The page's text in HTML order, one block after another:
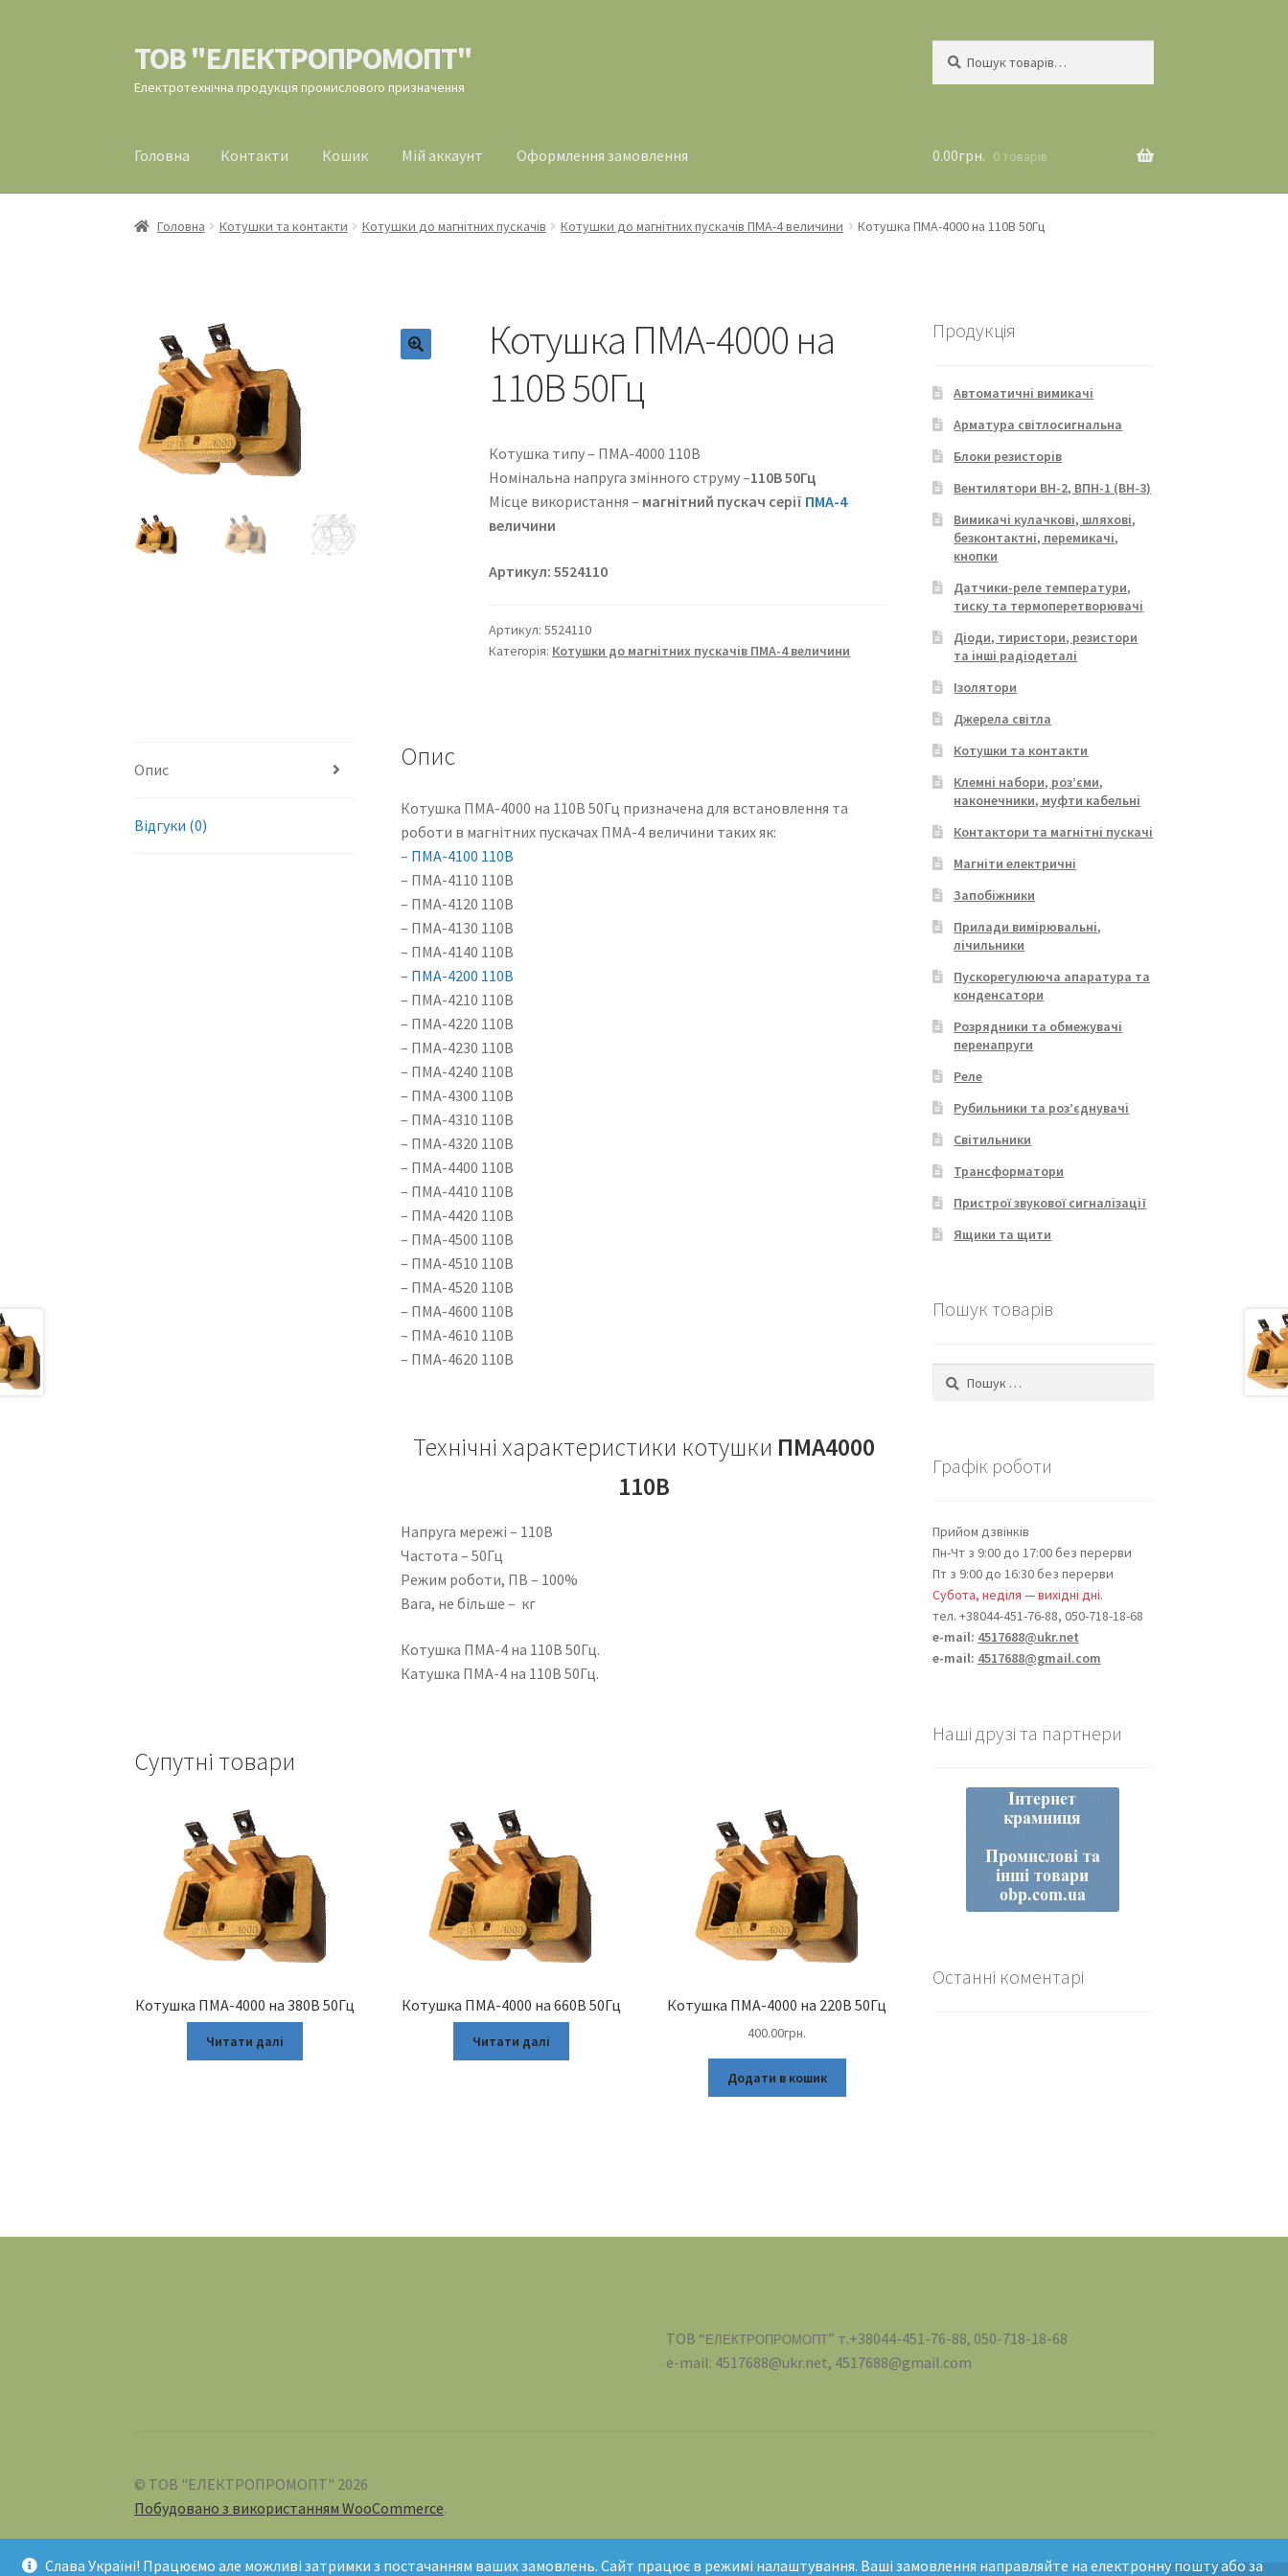
Слава Україні! Працюємо але можливі затримки з постачанням ваших замовлень. Сайт працює в режимі налаштування. Ваші замовлення направляйте на електронну пошту або за
Перейти
до
навігації
Перейти
до
вмісту
ТОВ "ЕЛЕКТРОПРОМОПТ"
Електротехнічна продукція промислового призначення
Головна Контакти Кошик Мій аккаунт Оформлення замовлення
Головна Контакти Мій аккаунт Оформлення замовлення
0.00грн. 0 товарів
Головна Котушки та контакти Котушки до магнітних пускачів Котушки до магнітних пускачів ПМА-4 величини Котушка ПМА-4000 на 110В 50Гц
Котушка ПМА-4000 на
110В 50Гц
Котушка типу – ПМА-4000 110В
Номінальна напруга змінного струму –110В 50Гц
Місце використання – магнітний пускач серії ПМА-4
величини
Артикул: 5524110
Артикул:5524110
Категорія: Котушки до магнітних пускачів ПМА-4 величини
Опис
Відгуки (0)
Опис
Котушка ПМА-4000 на 110В 50Гц призначена для встановлення та
роботи в магнітних пускачах ПМА-4 величини таких як:
– ПМА-4100 110В
– ПМА-4110 110В
– ПМА-4120 110В
– ПМА-4130 110В
– ПМА-4140 110В
– ПМА-4200 110В
– ПМА-4210 110В
– ПМА-4220 110В
– ПМА-4230 110В
– ПМА-4240 110В
– ПМА-4300 110В
– ПМА-4310 110В
– ПМА-4320 110В
– ПМА-4400 110В
– ПМА-4410 110В
– ПМА-4420 110В
– ПМА-4500 110В
– ПМА-4510 110В
– ПМА-4520 110В
– ПМА-4600 110В
– ПМА-4610 110В
– ПМА-4620 110В
Технічні характеристики котушки ПМА4000
110В
Напруга мережі – 110В
Частота – 50Гц
Режим роботи, ПВ – 100%
Вага, не більше – кг
Котушка ПМА-4 на 110В 50Гц.
Катушка ПМА-4 на 110В 50Гц.
Супутні товари
Котушка ПМА-4000 на 380В 50Гц
Читати далі
Котушка ПМА-4000 на 660В 50Гц
Читати далі
Котушка ПМА-4000 на 220В 50Гц
400.00грн.
Додати в кошик
Продукція
Автоматичні вимикачі
Арматура світлосигнальна
Блоки резисторів
Вентилятори ВН-2, ВПН-1 (ВН-3)
Вимикачі кулачкові, шляхові,
безконтактні, перемикачі,
кнопки
Датчики-реле температури,
тиску та термоперетворювачі
Діоди, тиристори, резистори
та інші радіодеталі
Ізолятори
Джерела світла
Котушки та контакти
Клемні набори, роз’єми,
наконечники, муфти кабельні
Контактори та магнітні пускачі
Магніти електричні
Запобіжники
Прилади вимірювальні,
лічильники
Пускорегулююча апаратура та
конденсатори
Розрядники та обмежувачі
перенапруги
Реле
Рубильники та роз’єднувачі
Світильники
Трансформатори
Пристрої звукової сигналізації
Ящики та щити
Пошук товарів
Пошук:
Графік роботи
Прийом дзвінків
Пн-Чт з 9:00 до 17:00 без перерви
Пт з 9:00 до 16:30 без перерви
Субота, неділя — вихідні дні.
тел. +38044-451-76-88, 050-718-18-68
e-mail: 4517688@ukr.net
e-mail: 4517688@gmail.com
Наші друзі та партнери
Останні коментарі
ТОВ “ЕЛЕКТРОПРОМОПТ” т.+38044-451-76-88, 050-718-18-68
e-mail: 4517688@ukr.net, 4517688@gmail.com
© ТОВ "ЕЛЕКТРОПРОМОПТ" 2026
Побудовано з використанням WooCommerce.